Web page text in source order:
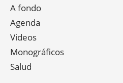
A fondo
Agenda
Videos
Monográficos
Salud